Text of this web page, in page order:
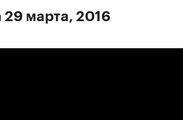
29 марта, 2016